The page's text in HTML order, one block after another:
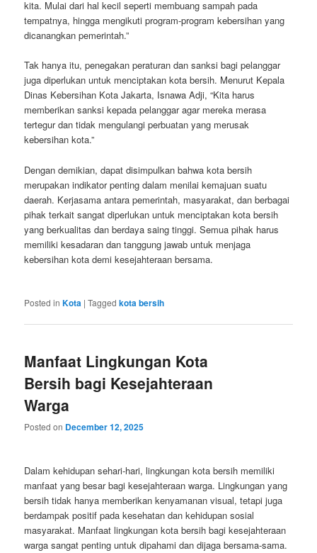
kita. Mulai dari hal kecil seperti membuang sampah pada
tempatnya, hingga mengikuti program-program kebersihan yang
dicanangkan pemerintah.”
Tak hanya itu, penegakan peraturan dan sanksi bagi pelanggar
juga diperlukan untuk menciptakan kota bersih. Menurut Kepala
Dinas Kebersihan Kota Jakarta, Isnawa Adji, “Kita harus
memberikan sanksi kepada pelanggar agar mereka merasa
tertegur dan tidak mengulangi perbuatan yang merusak
kebersihan kota.”
Dengan demikian, dapat disimpulkan bahwa kota bersih
merupakan indikator penting dalam menilai kemajuan suatu
daerah. Kerjasama antara pemerintah, masyarakat, dan berbagai
pihak terkait sangat diperlukan untuk menciptakan kota bersih
yang berkualitas dan berdaya saing tinggi. Semua pihak harus
memiliki kesadaran dan tanggung jawab untuk menjaga
kebersihan kota demi kesejahteraan bersama.
Posted in Kota |Tagged kota bersih
Manfaat Lingkungan Kota
Bersih bagi Kesejahteraan
Warga
Posted on December 12, 2025
Dalam kehidupan sehari-hari, lingkungan kota bersih memiliki
manfaat yang besar bagi kesejahteraan warga. Lingkungan yang
bersih tidak hanya memberikan kenyamanan visual, tetapi juga
berdampak positif pada kesehatan dan kehidupan sosial
masyarakat. Manfaat lingkungan kota bersih bagi kesejahteraan
warga sangat penting untuk dipahami dan dijaga bersama-sama.